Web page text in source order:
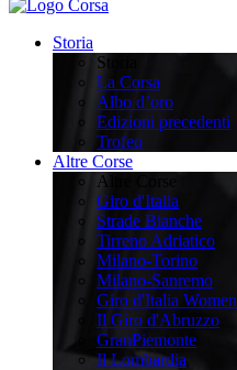
Storia
Storia
La Corsa
Albo d’oro
Edizioni precedenti
Trofeo
Altre Corse
Altre Corse
Giro d'Italia
Strade Bianche
Tirreno Adriatico
Milano-Torino
Milano-Sanremo
Giro d'Italia Women
Il Giro d'Abruzzo
GranPiemonte
Il Lombardia